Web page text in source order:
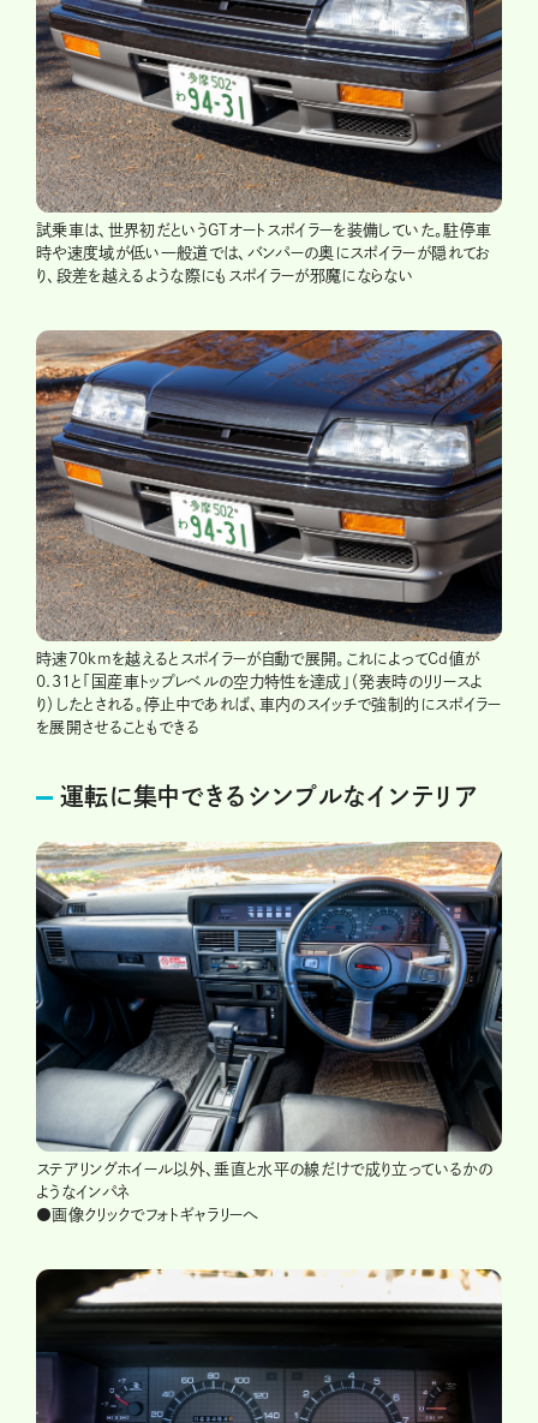
試乗車は、世界初だというGTオートスポイラーを装備していた。駐停車
時や速度域が低い一般道では、バンパーの奥にスポイラーが隠れてお
り、段差を越えるような際にもスポイラーが邪魔にならない
時速70kmを越えるとスポイラーが自動で展開。これによってCd値が
0.31と「国産車トップレベルの空力特性を達成」（発表時のリリースよ
り）したとされる。停止中であれば、車内のスイッチで強制的にスポイラー
を展開させることもできる
運転に集中できるシンプルなインテリア
ステアリングホイール以外、垂直と水平の線だけで成り立っているかの
ようなインパネ
●画像クリックでフォトギャラリーへ